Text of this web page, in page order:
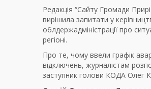
Редакція “Сайту Громади
вирішила запитати у
облдержадміністрації про
регіоні.
Про те, чому ввели графік
відключень, журналістам
заступник голови КОДА Олег